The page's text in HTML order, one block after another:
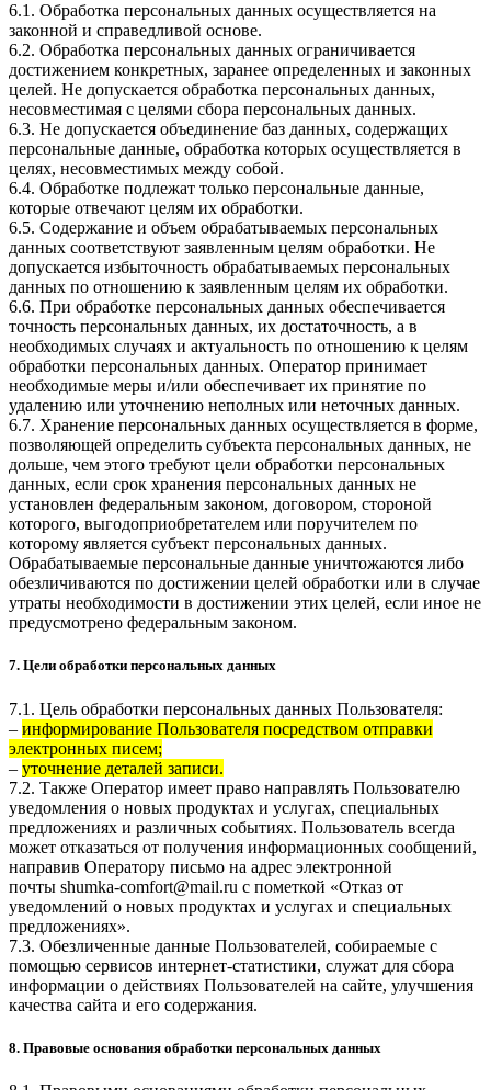
6.1. Обработка персональных данных осуществляется на
законной и справедливой основе.
6.2. Обработка персональных данных ограничивается
достижением конкретных, заранее определенных и законных
целей. Не допускается обработка персональных данных,
несовместимая с целями сбора персональных данных.
6.3. Не допускается объединение баз данных, содержащих
персональные данные, обработка которых осуществляется в
целях, несовместимых между собой.
6.4. Обработке подлежат только персональные данные,
которые отвечают целям их обработки.
6.5. Содержание и объем обрабатываемых персональных
данных соответствуют заявленным целям обработки. Не
допускается избыточность обрабатываемых персональных
данных по отношению к заявленным целям их обработки.
6.6. При обработке персональных данных обеспечивается
точность персональных данных, их достаточность, а в
необходимых случаях и актуальность по отношению к целям
обработки персональных данных. Оператор принимает
необходимые меры и/или обеспечивает их принятие по
удалению или уточнению неполных или неточных данных.
6.7. Хранение персональных данных осуществляется в форме,
позволяющей определить субъекта персональных данных, не
дольше, чем этого требуют цели обработки персональных
данных, если срок хранения персональных данных не
установлен федеральным законом, договором, стороной
которого, выгодоприобретателем или поручителем по
которому является субъект персональных данных.
Обрабатываемые персональные данные уничтожаются либо
обезличиваются по достижении целей обработки или в случае
утраты необходимости в достижении этих целей, если иное не
предусмотрено федеральным законом.
7. Цели обработки персональных данных
7.1. Цель обработки персональных данных Пользователя:
– информирование Пользователя посредством отправки
электронных писем;
– уточнение деталей записи.
7.2. Также Оператор имеет право направлять Пользователю
уведомления о новых продуктах и услугах, специальных
предложениях и различных событиях. Пользователь всегда
может отказаться от получения информационных сообщений,
направив Оператору письмо на адрес электронной
почты shumka-comfort@mail.ru с пометкой «Отказ от
уведомлений о новых продуктах и услугах и специальных
предложениях».
7.3. Обезличенные данные Пользователей, собираемые с
помощью сервисов интернет-статистики, служат для сбора
информации о действиях Пользователей на сайте, улучшения
качества сайта и его содержания.
8. Правовые основания обработки персональных данных